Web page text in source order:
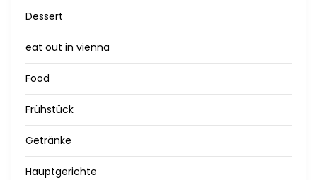
Dessert
eat out in vienna
Food
Frühstück
Getränke
Hauptgerichte